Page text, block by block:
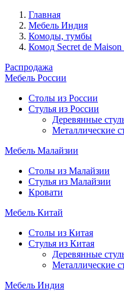
Главная
Мебель Индия
Комоды, тумбы
Комод Secret de
Распродажа
Мебель России
Столы из России
Стулья из России
Деревянные
Металлические
Мебель Малайзии
Столы из Малайзии
Стулья из Малайзии
Кровати
Мебель Китай
Столы из Китая
Стулья из Китая
Деревянные
Металлические
Мебель Индия